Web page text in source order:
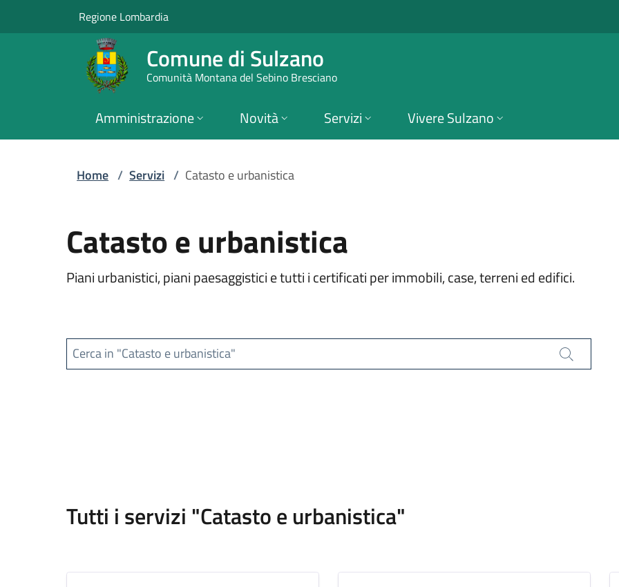
Vai al contenuto principale
Servizi | Comune di Sulzano
Regione Lombardia
Comune di Sulzano
Comunità Montana del Sebino Bresciano
Amministrazione Novità Servizi Vivere Sulzano
Home / Servizi / Catasto e urbanistica
Catasto e urbanistica
Piani urbanistici, piani paesaggistici e tutti i certificati per immobili, case, terreni ed edifici.
Cerca in "Catasto e urbanistica"
Cerca
Tutti i servizi "Catasto e urbanistica"